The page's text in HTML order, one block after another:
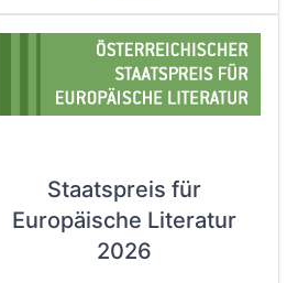
Staatspreis für
Europäische Literatur
2026